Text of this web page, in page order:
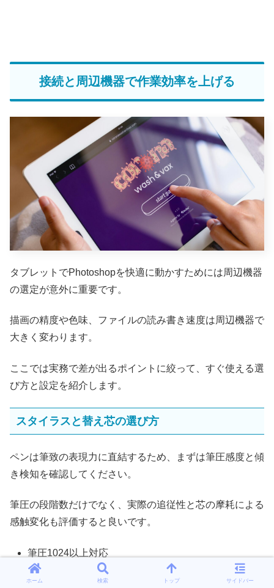
接続と周辺機器で作業効率を上げる
タブレットでPhotoshopを快適に動かすためには周辺機器
の選定が意外に重要です。
描画の精度や色味、ファイルの読み書き速度は周辺機器で
大きく変わります。
ここでは実務で差が出るポイントに絞って、すぐ使える選
び方と設定を紹介します。
スタイラスと替え芯の選び方
ペンは筆致の表現力に直結するため、まずは筆圧感度と傾
き検知を確認してください。
筆圧の段階数だけでなく、実際の追従性と芯の摩耗による
感触変化も評価すると良いです。
筆圧1024以上対応
傾き検知対応
ホーム 検索 トップ サイドバー